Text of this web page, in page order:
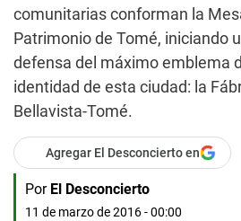
comunitarias conforman la
Patrimonio de Tomé, iniciando
defensa del máximo emblema
identidad de esta ciudad: la
Bellavista-Tomé.
Agregar El Desconcierto en
Por El Desconcierto
11 de marzo de 2016 - 00:00